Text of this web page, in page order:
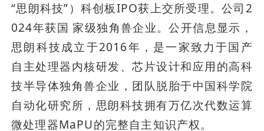
“思朗科技”）科创板IPO获上交所受理。公司2
024年获国 家级独角兽企业。公开信息显示，
思朗科技成立于2016年，是一家致力于国产
自主处理器内核研发、芯片设计和应用的高科
技半导体独角兽企业，团队脱胎于中国科学院
自动化研究所，思朗科技拥有万亿次代数运算
微处理器MaPU的完整自主知识产权。